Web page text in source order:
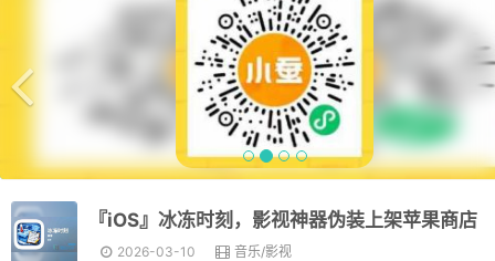
『iOS』冰冻时刻，影视神器伪装上架苹果商店
2026-03-10 音乐/影视